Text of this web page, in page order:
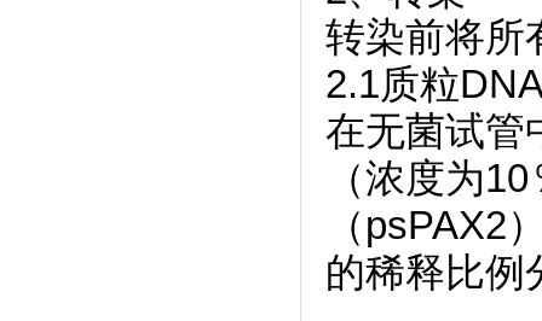
转染前将所
2.1质粒
在无菌试管
（浓度为
（psPAX2
的稀释比例